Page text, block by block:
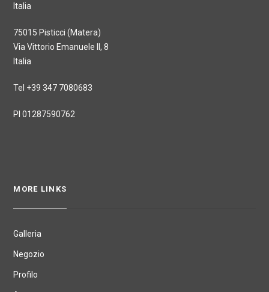
Italia
75015 Pisticci (Matera)
Via Vittorio Emanuele II, 8
Italia
Tel +39 347 7080683
PI 01287590762
MORE LINKS
Galleria
Negozio
Profilo